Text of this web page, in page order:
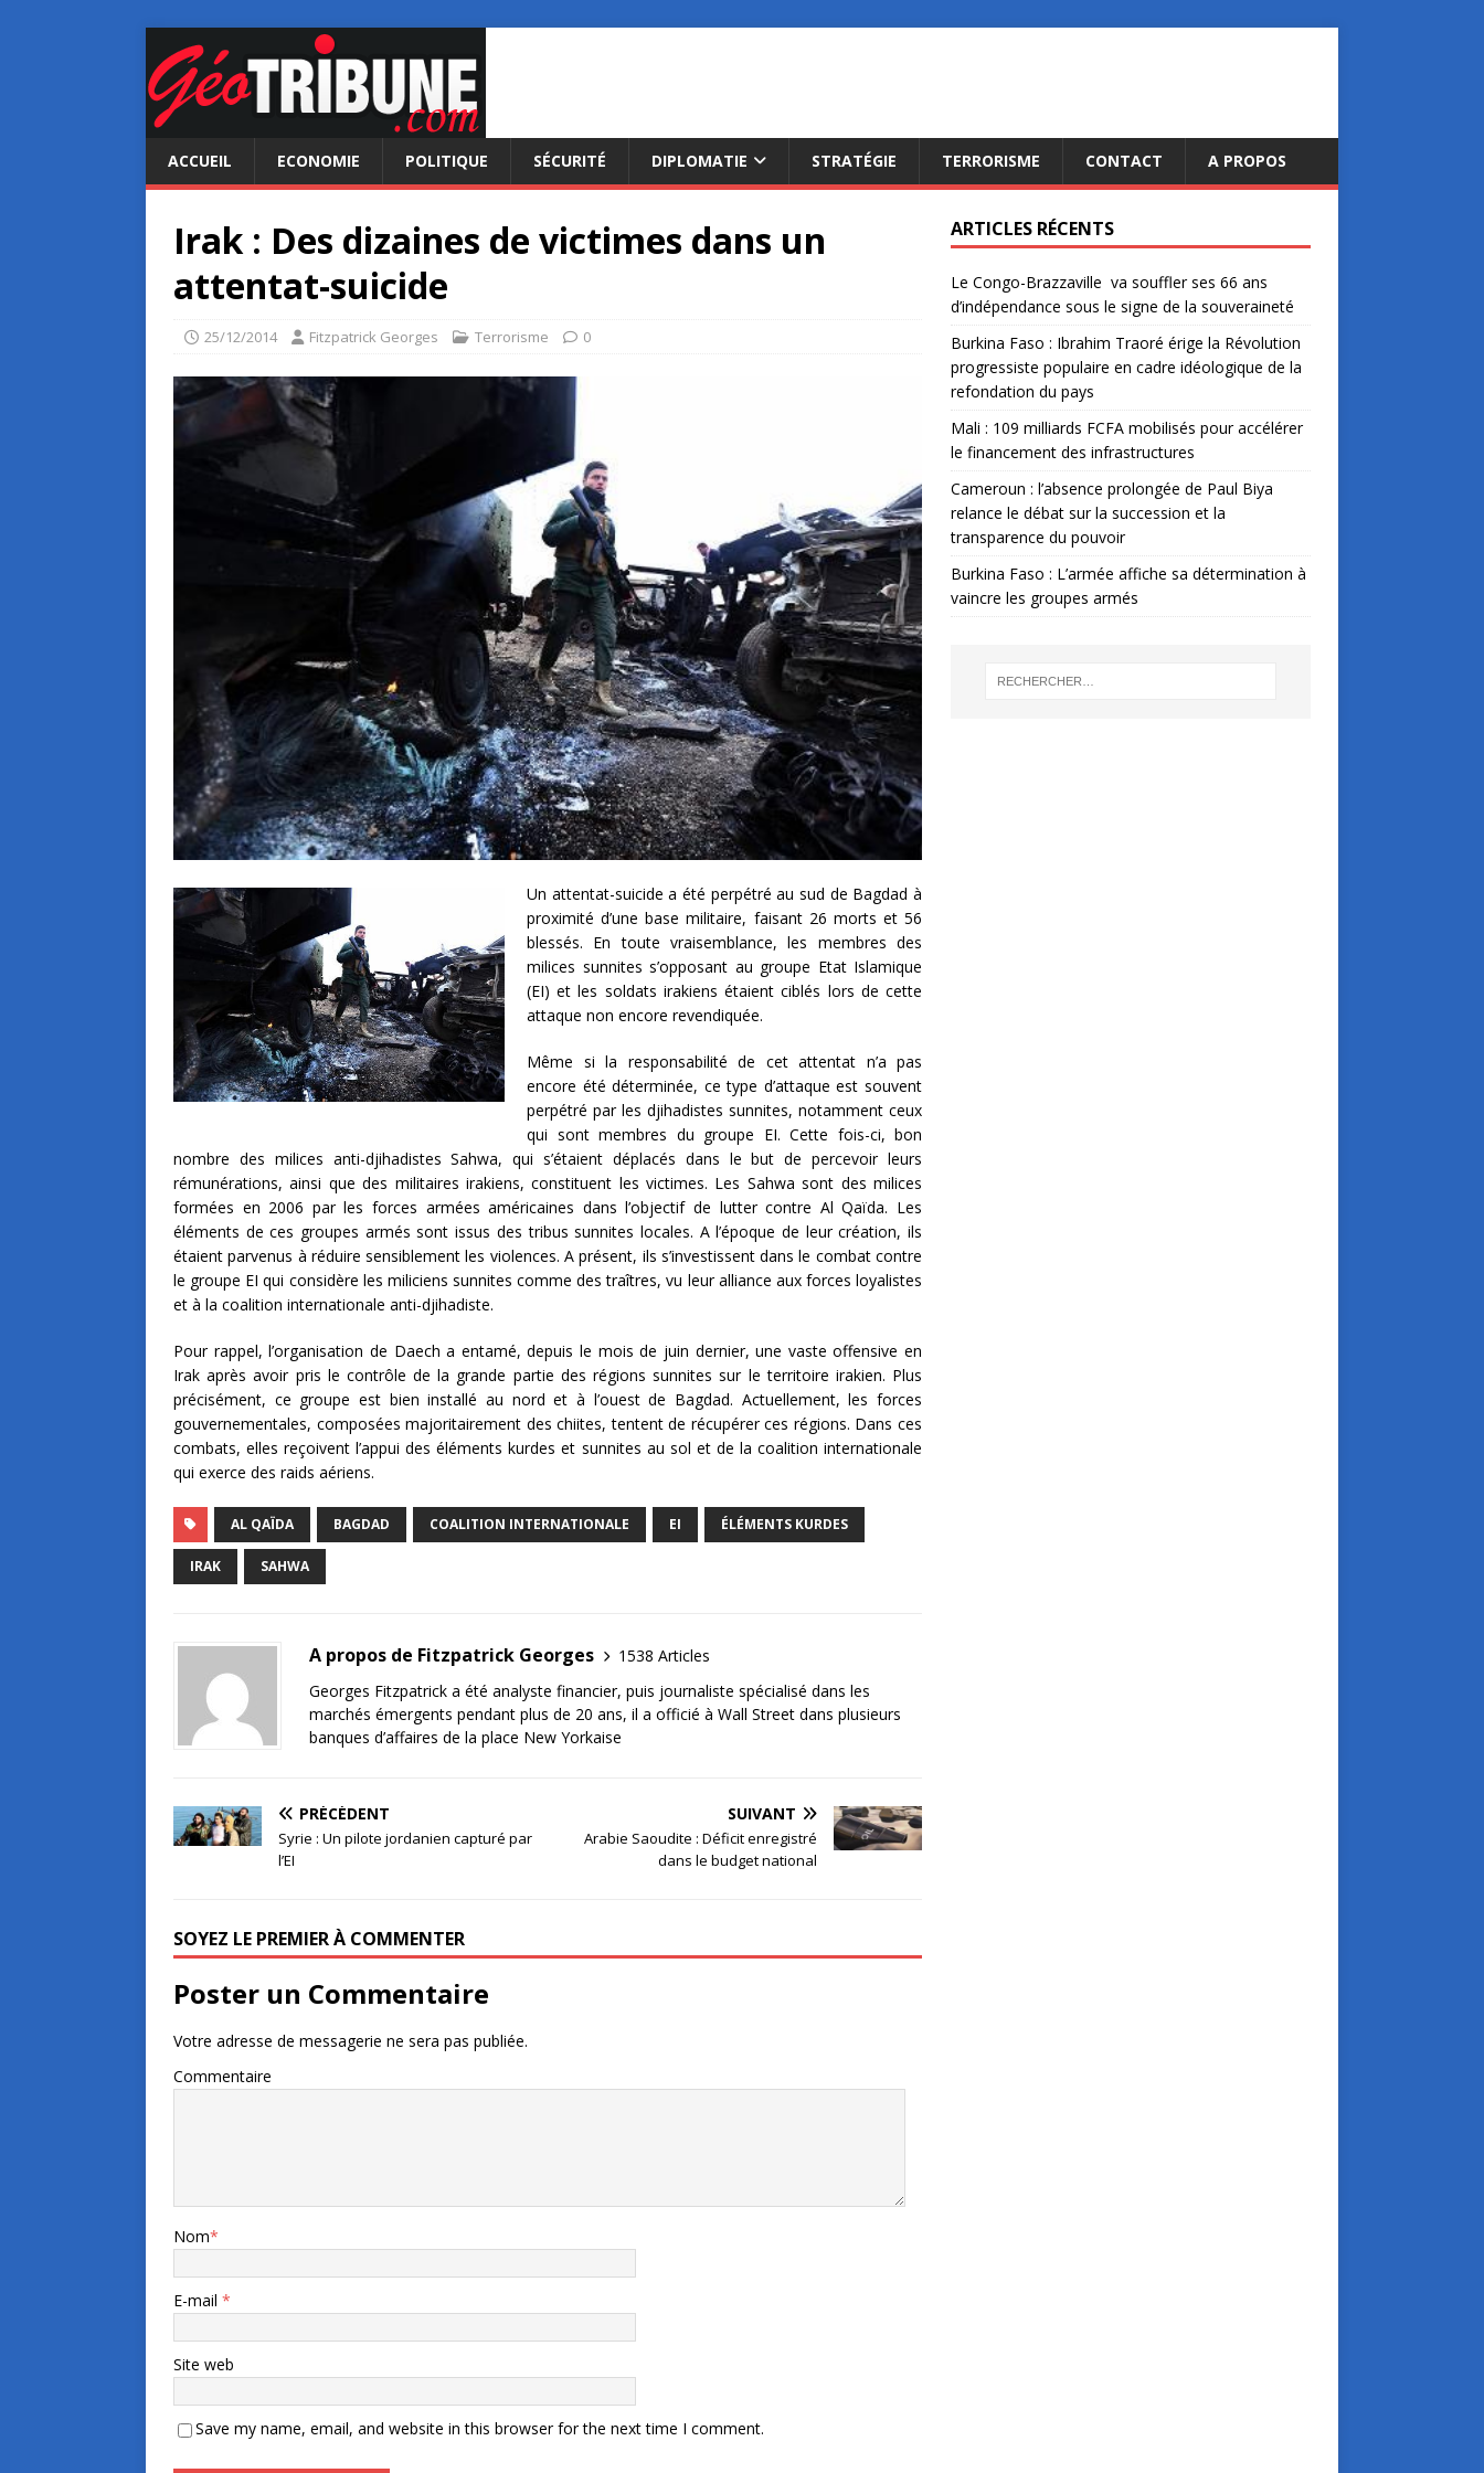
ACCUEIL ECONOMIE POLITIQUE SÉCURITÉ DIPLOMATIE STRATÉGIE TERRORISME CONTACT A PROPOS
Irak : Des dizaines de victimes dans un
attentat-suicide
25/12/2014 Fitzpatrick Georges Terrorisme 0
Un attentat-suicide a été perpétré au sud de Bagdad à
proximité d’une base militaire, faisant 26 morts et 56
blessés. En toute vraisemblance, les membres des
milices sunnites s’opposant au groupe Etat Islamique
(EI) et les soldats irakiens étaient ciblés lors de cette
attaque non encore revendiquée.
Même si la responsabilité de cet attentat n’a pas
encore été déterminée, ce type d’attaque est souvent
perpétré par les djihadistes sunnites, notamment ceux
qui sont membres du groupe EI. Cette fois-ci, bon
nombre des milices anti-djihadistes Sahwa, qui s’étaient déplacés dans le but de percevoir leurs
rémunérations, ainsi que des militaires irakiens, constituent les victimes. Les Sahwa sont des milices
formées en 2006 par les forces armées américaines dans l’objectif de lutter contre Al Qaïda. Les
éléments de ces groupes armés sont issus des tribus sunnites locales. A l’époque de leur création, ils
étaient parvenus à réduire sensiblement les violences. A présent, ils s’investissent dans le combat contre
le groupe EI qui considère les miliciens sunnites comme des traîtres, vu leur alliance aux forces loyalistes
et à la coalition internationale anti-djihadiste.
Pour rappel, l’organisation de Daech a entamé, depuis le mois de juin dernier, une vaste offensive en
Irak après avoir pris le contrôle de la grande partie des régions sunnites sur le territoire irakien. Plus
précisément, ce groupe est bien installé au nord et à l’ouest de Bagdad. Actuellement, les forces
gouvernementales, composées majoritairement des chiites, tentent de récupérer ces régions. Dans ces
combats, elles reçoivent l’appui des éléments kurdes et sunnites au sol et de la coalition internationale
qui exerce des raids aériens.
AL QAÏDA BAGDAD COALITION INTERNATIONALE EI ÉLÉMENTS KURDES
IRAK SAHWA
A propos de Fitzpatrick Georges
1538 Articles
Georges Fitzpatrick a été analyste financier, puis journaliste spécialisé dans les
marchés émergents pendant plus de 20 ans, il a officié à Wall Street dans plusieurs
banques d’affaires de la place New Yorkaise
PRÉCÉDENT
Syrie : Un pilote jordanien capturé par
l’EI
SUIVANT
Arabie Saoudite : Déficit enregistré
dans le budget national
SOYEZ LE PREMIER À COMMENTER
Poster un Commentaire
Votre adresse de messagerie ne sera pas publiée.
Commentaire
Nom*
E-mail *
Site web
Save my name, email, and website in this browser for the next time I comment.
ARTICLES RÉCENTS
Le Congo-Brazzaville va souffler ses 66 ans
d’indépendance sous le signe de la souveraineté
Burkina Faso : Ibrahim Traoré érige la Révolution
progressiste populaire en cadre idéologique de la
refondation du pays
Mali : 109 milliards FCFA mobilisés pour accélérer
le financement des infrastructures
Cameroun : l’absence prolongée de Paul Biya
relance le débat sur la succession et la
transparence du pouvoir
Burkina Faso : L’armée affiche sa détermination à
vaincre les groupes armés